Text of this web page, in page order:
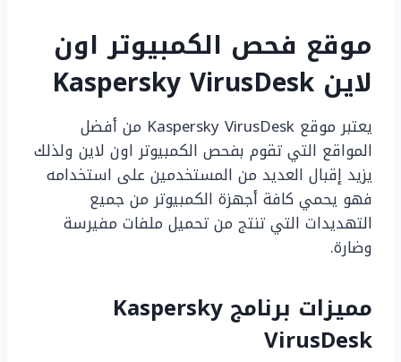
موقع فحص الكمبيوتر اون
لاين Kaspersky VirusDesk
يعتبر موقع Kaspersky VirusDesk من أفضل
المواقع التي تقوم بفحص الكمبيوتر اون لاين ولذلك
يزيد إقبال العديد من المستخدمين على استخدامه
فهو يحمي كافة أجهزة الكمبيوتر من جميع
التهديدات التي تنتج من تحميل ملفات مفيرسة
وضارة.
مميزات برنامج Kaspersky
VirusDesk